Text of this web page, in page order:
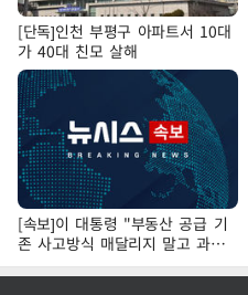
[단독]인천 부평구 아파트서 10대
가 40대 친모 살해
[속보]이 대통령 "부동산 공급 기
존 사고방식 매달리지 말고 과감
히 실천"